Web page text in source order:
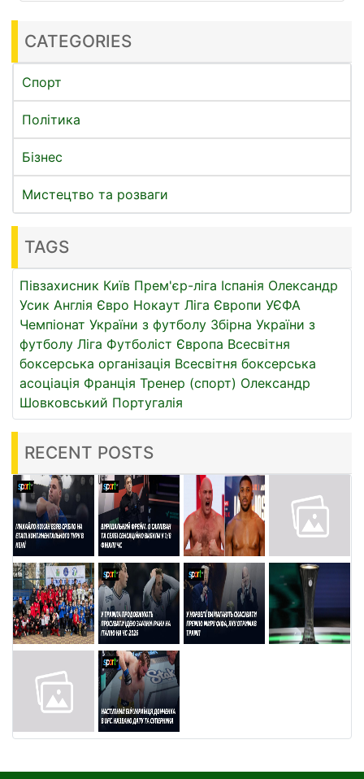
CATEGORIES
Спорт
Політика
Бізнес
Мистецтво та розваги
TAGS
Півзахисник Київ Прем'єр-ліга Іспанія Олександр
Усик Англія Євро Нокаут Ліга Європи УЄФА
Чемпіонат України з футболу Збірна України з
футболу Ліга Футболіст Європа Всесвітня
боксерська організація Всесвітня боксерська
асоціація Франція Тренер (спорт) Олександр
Шовковський Португалія
RECENT POSTS